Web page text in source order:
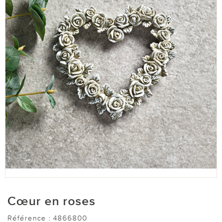
Cœur en roses
Référence : 4866800